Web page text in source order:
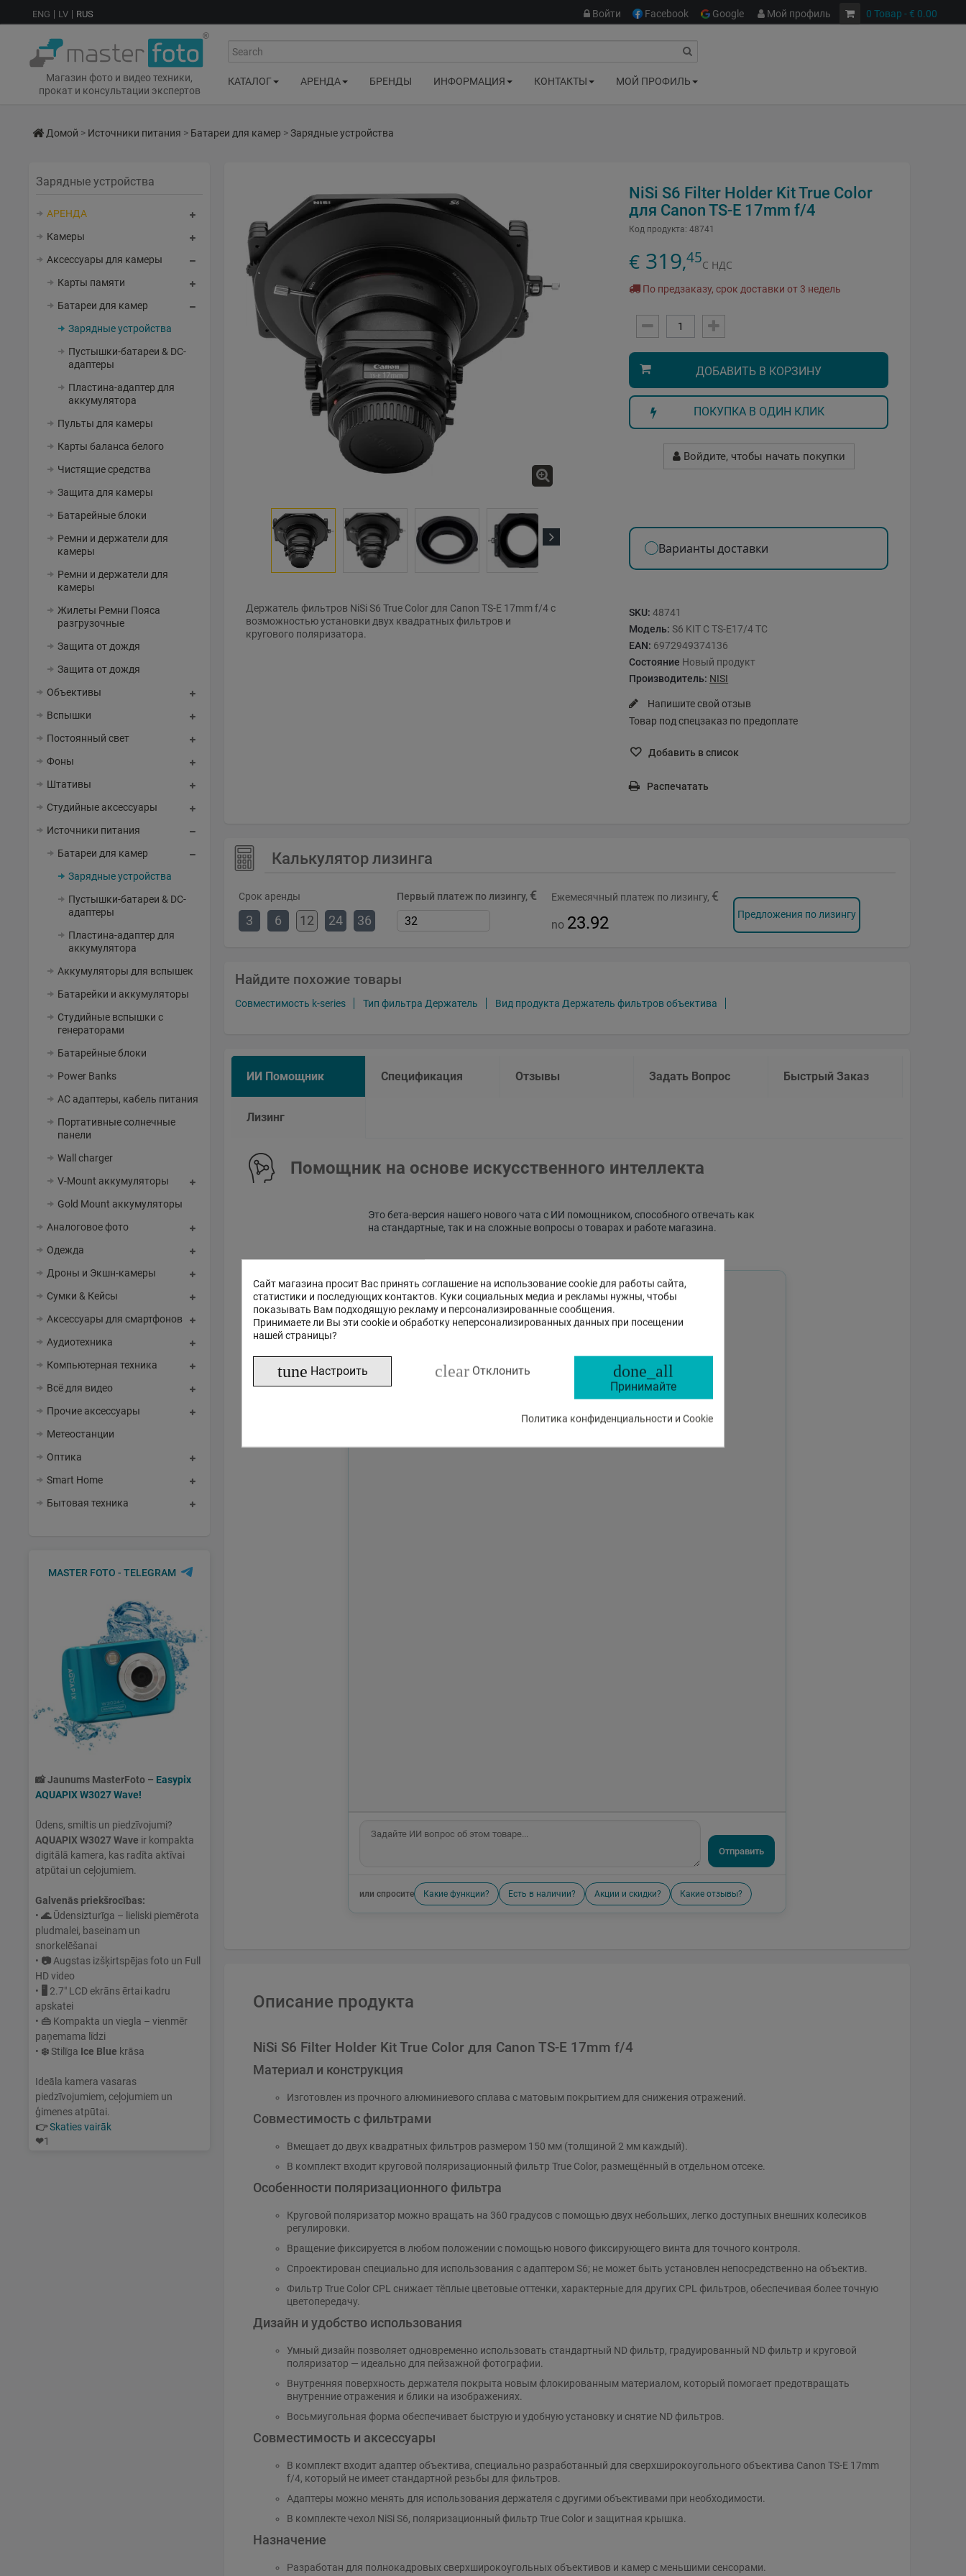
Сайт магазина просит Вас принять соглашение на использование cookie для работы сайта,
статистики и последующих контактов. Куки социальных медиа и рекламы нужны, чтобы
показывать Вам подходящую рекламу и персонализированные сообщения.
Принимаете ли Вы эти cookie и обработку неперсонализированных данных при посещении
нашей страницы?
tune Настроить clear Отклонить done_all
Принимайте
Политика конфиденциальности и Cookie
ENG LV RUS 0 Товар - € 0.00
Войти Facebook Google Мой профиль
Магазин фото и видео техники,
прокат и консультации экспертов
Search
КАТАЛОГ АРЕНДА БРЕНДЫ ИНФОРМАЦИЯ КОНТАКТЫ МОЙ ПРОФИЛЬ
Домой > Источники питания > Батареи для камер >Зарядные устройства
Зарядные устройства
АРЕНДА
Камеры
Аксессуары для камеры
Карты памяти
Батареи для камер
Зарядные устройства
Пустышки-батареи & DC-
адаптеры
Пластина-адаптер для
аккумулятора
Пульты для камеры
Карты баланса белого
Чистящие средства
Защита для камеры
Батарейные блоки
Ремни и держатели для
камеры
Ремни и держатели для
камеры
Жилеты Ремни Пояса
разгрузочные
Защита от дождя
Защита от дождя
Объективы
Вспышки
Постоянный свет
Фоны
Штативы
Студийные аксессуары
Источники питания
Батареи для камер
Зарядные устройства
Пустышки-батареи & DC-
адаптеры
Пластина-адаптер для
аккумулятора
Аккумуляторы для вспышек
Батарейки и аккумуляторы
Студийные вспышки с
генераторами
Батарейные блоки
Power Banks
AC адаптеры, кабель питания
Портативные солнечные
панели
Wall charger
V-Mount аккумуляторы
Gold Mount аккумуляторы
Аналоговое фото
Одежда
Дроны и Экшн-камеры
Сумки & Кейсы
Аксессуары для смартфонов
Аудиотехника
Компьютерная техника
Всё для видео
Прочие аксессуары
Метеостанции
Оптика
Smart Home
Бытовая техника
MASTER FOTO - TELEGRAM
📸Jaunums MasterFoto – Easypix
AQUAPIX W3027 Wave!
Ūdens, smiltis un piedzīvojumi?
AQUAPIX W3027 Wave ir kompakta
digitālā kamera, kas radīta aktīvai
atpūtai un ceļojumiem.
Galvenās priekšrocības:
• 🌊Ūdensizturīga – lieliski piemērota
pludmalei, baseinam un
snorkelēšanai
• 📷 Augstas izšķirtspējas foto un Full
HD video
• 🖥 2.7" LCD ekrāns ērtai kadru
apskatei
• 👜 Kompakta un viegla – vienmēr
paņemama līdzi
• ❄️Stilīga Ice Blue krāsa
Ideāla kamera vasaras
piedzīvojumiem, ceļojumiem un
ģimenes atpūtai.
👉Skaties vairāk
❤1
Держатель фильтров NiSi S6 True Color для Canon TS-E 17mm f/4 с
возможностью установки двух квадратных фильтров и
кругового поляризатора.
NiSi S6 Filter Holder Kit True Color
для Canon TS-E 17mm f/4
Код продукта: 48741
€ 319,45С НДС
По предзаказу, срок доставки от 3 недель
ДОБАВИТЬ В КОРЗИНУ
ПОКУПКА В ОДИН КЛИК
Войдите, чтобы начать покупки
Варианты доставки
SKU: 48741
Модель: S6 KIT C TS-E17/4 TC
EAN: 6972949374136
Состояние Новый продукт
Производитель: NISI
Напишите свой отзыв
Товар под спецзаказ по предоплате
Добавить в список
Распечатать
Калькулятор лизинга
Срок аренды
3 6 12 24 36
Первый платеж по лизингу, € Ежемесячный платеж по лизингу, €
no 23.92 Предложения по лизингу
Найдите похожие товары
Совместимость k-series Тип фильтра Держатель Вид продукта Держатель фильтров объектива
ИИ Помощник Спецификация Отзывы Задать Вопрос Быстрый Заказ
Лизинг
Помощник на основе искусственного интеллекта
Это бета-версия нашего нового чата с ИИ помощником, способного отвечать как
на стандартные, так и на сложные вопросы о товарах и работе магазина.
Отправить
или спросите Какие функции? Есть в наличии? Акции и скидки? Какие отзывы?
Описание продукта
NiSi S6 Filter Holder Kit True Color для Canon TS-E 17mm f/4
Материал и конструкция
Изготовлен из прочного алюминиевого сплава с матовым покрытием для снижения отражений.
Совместимость с фильтрами
Вмещает до двух квадратных фильтров размером 150 мм (толщиной 2 мм каждый).
В комплект входит круговой поляризационный фильтр True Color, размещённый в отдельном отсеке.
Особенности поляризационного фильтра
Круговой поляризатор можно вращать на 360 градусов с помощью двух небольших, легко доступных внешних колесиков
регулировки.
Вращение фиксируется в любом положении с помощью нового фиксирующего винта для точного контроля.
Спроектирован специально для использования с адаптером S6; не может быть установлен непосредственно на объектив.
Фильтр True Color CPL снижает тёплые цветовые оттенки, характерные для других CPL фильтров, обеспечивая более точную
цветопередачу.
Дизайн и удобство использования
Умный дизайн позволяет одновременно использовать стандартный ND фильтр, градуированный ND фильтр и круговой
поляризатор — идеально для пейзажной фотографии.
Внутренняя поверхность держателя покрыта новым флокированным материалом, который помогает предотвращать
внутренние отражения и блики на изображениях.
Восьмиугольная форма обеспечивает быструю и удобную установку и снятие ND фильтров.
Совместимость и аксессуары
В комплект входит адаптер объектива, специально разработанный для сверхширокоугольного объектива Canon TS-E 17mm
f/4, который не имеет стандартной резьбы для фильтров.
Адаптеры можно менять для использования держателя с другими объективами при необходимости.
В комплекте чехол NiSi S6, поляризационный фильтр True Color и защитная крышка.
Назначение
Разработан для полнокадровых сверхширокоугольных объективов и камер с меньшими сенсорами.